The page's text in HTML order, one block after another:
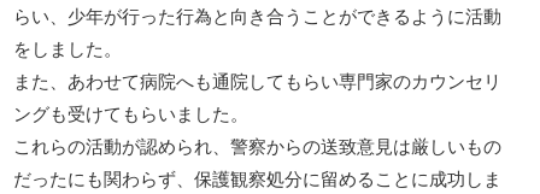
らい、少年が行った行為と向き合うことができるように活動
をしました。
また、あわせて病院へも通院してもらい専門家のカウンセリ
ングも受けてもらいました。
これらの活動が認められ、警察からの送致意見は厳しいもの
だったにも関わらず、保護観察処分に留めることに成功しま